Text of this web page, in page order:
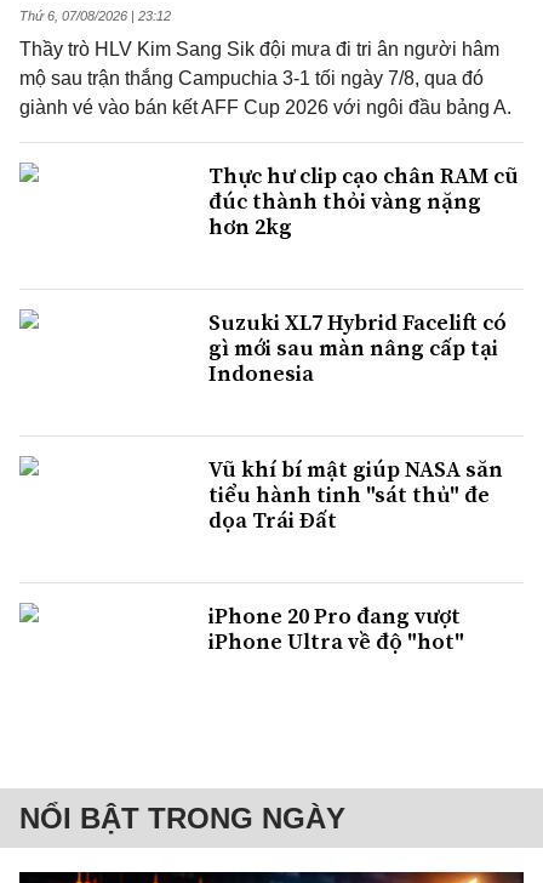
Thứ 6, 07/08/2026 | 23:12
Thầy trò HLV Kim Sang Sik đội mưa đi tri ân người hâm
mộ sau trận thắng Campuchia 3-1 tối ngày 7/8, qua đó
giành vé vào bán kết AFF Cup 2026 với ngôi đầu bảng A.
Thực hư clip cạo chân RAM cũ
đúc thành thỏi vàng nặng
hơn 2kg
Suzuki XL7 Hybrid Facelift có
gì mới sau màn nâng cấp tại
Indonesia
Vũ khí bí mật giúp NASA săn
tiểu hành tinh "sát thủ" đe
dọa Trái Đất
iPhone 20 Pro đang vượt
iPhone Ultra về độ "hot"
NỔI BẬT TRONG NGÀY